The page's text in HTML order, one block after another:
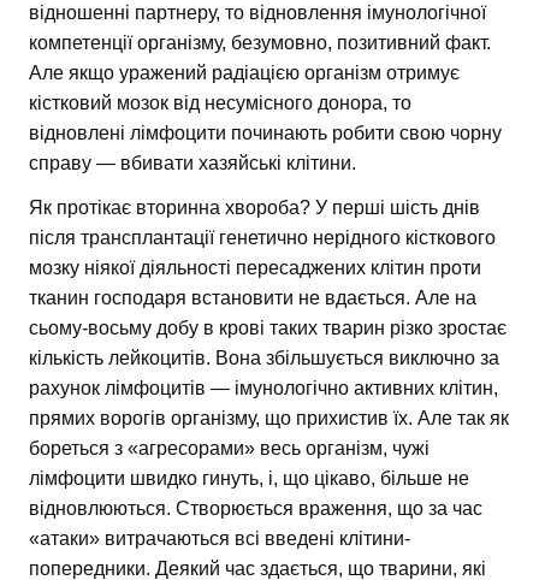
відношенні партнеру, то відновлення імунологічної
компетенції організму, безумовно, позитивний факт.
Але якщо уражений радіацією організм отримує
кістковий мозок від несумісного донора, то
відновлені лімфоцити починають робити свою чорну
справу — вбивати хазяйські клітини.
Як протікає вторинна хвороба? У перші шість днів
після трансплантації генетично нерідного кісткового
мозку ніякої діяльності пересаджених клітин проти
тканин господаря встановити не вдається. Але на
сьому-восьму добу в крові таких тварин різко зростає
кількість лейкоцитів. Вона збільшується виключно за
рахунок лімфоцитів — імунологічно активних клітин,
прямих ворогів організму, що прихистив їх. Але так як
бореться з «агресорами» весь організм, чужі
лімфоцити швидко гинуть, і, що цікаво, більше не
відновлюються. Створюється враження, що за час
«атаки» витрачаються всі введені клітини-
попередники. Деякий час здається, що тварини, які